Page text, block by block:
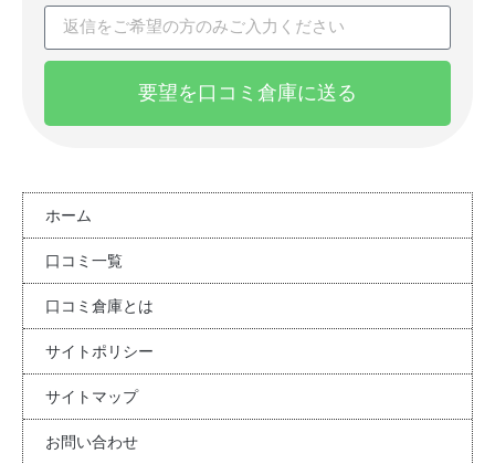
要望を口コミ倉庫に送る
ホーム
口コミ一覧
口コミ倉庫とは
サイトポリシー
サイトマップ
お問い合わせ